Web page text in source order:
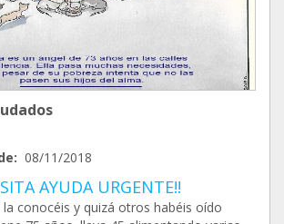
08/11/2018
AYUDA URGENTE!!
la conocéis y quizá otros habéis oído